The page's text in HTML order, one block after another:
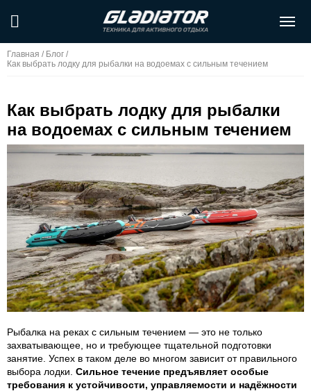
Главная / Блог /
Как выбрать лодку для рыбалки на водоемах с сильным течением
Как выбрать лодку для рыбалки
на водоемах с сильным течением
Рыбалка на реках с сильным течением — это не только
захватывающее, но и требующее тщательной подготовки
занятие. Успех в таком деле во многом зависит от правильного
выбора лодки. Сильное течение предъявляет особые
требования к устойчивости, управляемости и надёжности